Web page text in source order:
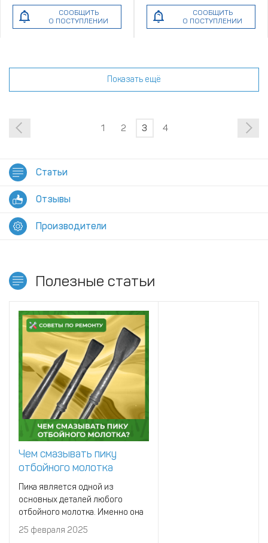
СООБЩИТЬ
О ПОСТУПЛЕНИИ
СООБЩИТЬ
О ПОСТУПЛЕНИИ
Показать ещё
1 2 3 4
Статьи
Отзывы
Производители
Полезные статьи
Чем смазывать пику
отбойного молотка
Пика является одной из
основных деталей любого
отбойного молотка. Именно она
передает вибрацию от
инструмента на разрушаемый
25 февраля 2025